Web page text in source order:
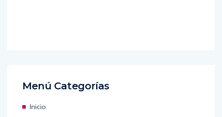
Menú Categorías
Inicio